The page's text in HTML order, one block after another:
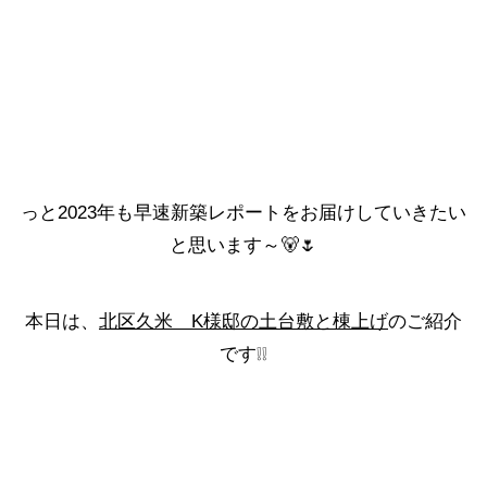
っと2023年も早速新築レポートをお届けしていきたい
と思います～🐻🌷
本日は、 北区久米 K様邸の土台敷と棟上げのご紹介
です❕❕